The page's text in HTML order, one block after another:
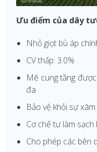
Ưu điểm của dây
Nhỏ giọt bù áp
CV thấp: 3.0%
Mê cung tầng
đa
Bảo vệ khỏi sự
Cơ chế tự làm
Cho phép các bên